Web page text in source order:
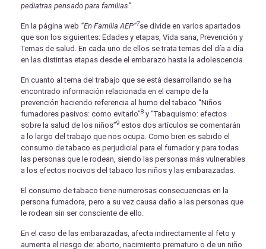
pediatras pensado para familias”.
En la página web “En Familia AEP”7se divide en varios apartados
que son los siguientes: Edades y etapas, Vida sana, Prevención y
Temas de salud. En cada uno de ellos se trata temas del día a día
en las distintas etapas desde el embarazo hasta la adolescencia.
En cuanto al tema del trabajo que se está desarrollando se ha
encontrado información relacionada en el campo de la
prevención haciendo referencia al humo del tabaco “Niños
fumadores pasivos: como evitarlo”8 y “Tabaquismo: efectos
sobre la salud de los niños”9 estos dos artículos se comentarán
a lo largo del trabajo que nos ocupa. Como bien es sabido el
consumo de tabaco es perjudicial para el fumador y para todas
las personas que le rodean, siendo las personas más vulnerables
a los efectos nocivos del tabaco los niños y las embarazadas.
El consumo de tabaco tiene numerosas consecuencias en la
persona fumadora, pero a su vez causa daño a las personas que
le rodean sin ser consciente de ello.
En el caso de las embarazadas, afecta indirectamente al feto y
aumenta el riesgo de: aborto, nacimiento prematuro o de un niño